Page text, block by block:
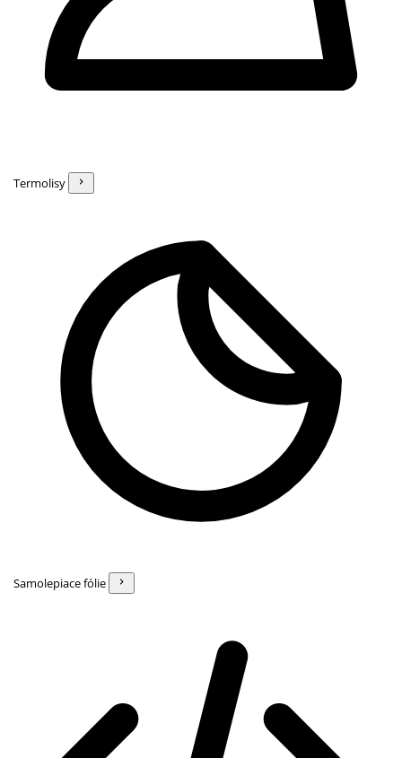
Termolisy
Samolepiace fólie